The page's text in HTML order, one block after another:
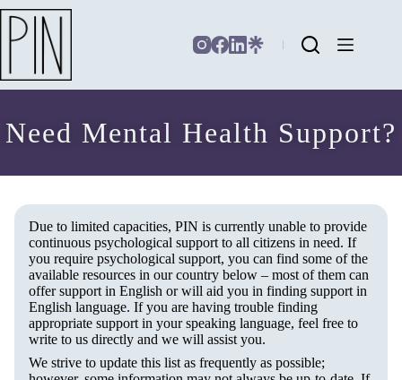
Need Mental Health Support?
Due to limited capacities, PIN is currently unable to provide
continuous psychological support to all citizens in need. If
you require psychological support, you can find some of the
available resources in our country below – most of them can
offer support in English or will aid you in finding support in
English language. If you are having trouble finding
appropriate support in your speaking language, feel free to
write to us directly and we will assist you.
We strive to update this list as frequently as possible;